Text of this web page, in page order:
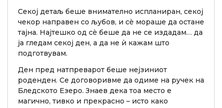
Секој детаљ беше внимателно испланиран, секој
чекор направен со љубов, и сè мораше да остане
тајна. Најтешко од сè беше да не се издадам… да
ја гледам секој ден, а да не ѝ кажам што
подготвувам.
Ден пред натпреварот беше нејзиниот
роденден. Се договоривме да одиме на ручек на
Бледското Езеро. Знаев дека тоа место е
магично, тивко и прекрасно – исто како